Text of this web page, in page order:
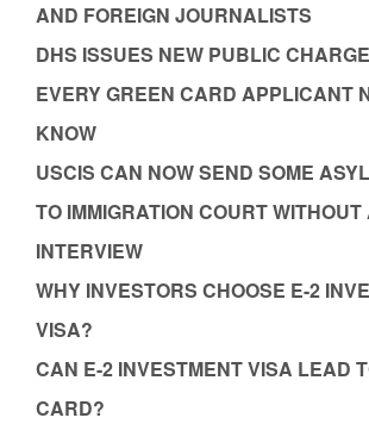
AND FOREIGN JOURNALISTS
DHS ISSUES NEW PUBLIC
EVERY GREEN CARD APPLICANT
KNOW
USCIS CAN NOW SEND SOME
TO IMMIGRATION COURT WITHOUT
INTERVIEW
WHY INVESTORS CHOOSE E-2
VISA?
CAN E-2 INVESTMENT VISA LEAD
CARD?